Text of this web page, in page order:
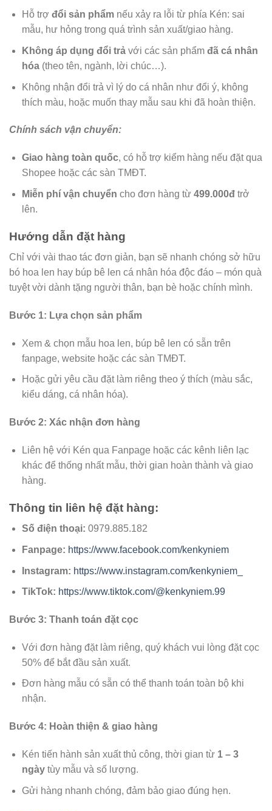
Hỗ trợ đổi sản phẩmnếu xảy ra lỗi từ phía Kén: sai
mẫu, hư hỏng trong quá trình sản xuất/giao hàng.
Không áp dụng đổi trảvới các sản phẩm đã cá nhân
hóa(theo tên, ngành, lời chúc…).
Không nhận đổi trả vì lý do cá nhân như đổi ý, không
thích màu, hoặc muốn thay mẫu sau khi đã hoàn thiện.
Chính sách vận chuyển:
Giao hàng toàn quốc, có hỗ trợ kiểm hàng nếu đặt qua
Shopee hoặc các sàn TMĐT.
Miễn phí vận chuyển cho đơn hàng từ 499.000đtrở
lên.
Hướng dẫn đặt hàng
Chỉ với vài thao tác đơn giản, bạn sẽ nhanh chóng sở hữu
bó hoa len hay búp bê len cá nhân hóa độc đáo – món quà
tuyệt vời dành tặng người thân, bạn bè hoặc chính mình.
Bước 1: Lựa chọn sản phẩm
Xem & chọn mẫu hoa len, búp bê len có sẵn trên
fanpage, website hoặc các sàn TMĐT.
Hoặc gửi yêu cầu đặt làm riêng theo ý thích (màu sắc,
kiểu dáng, cá nhân hóa).
Bước 2: Xác nhận đơn hàng
Liên hệ với Kén qua Fanpage hoặc các kênh liên lạc
khác để thống nhất mẫu, thời gian hoàn thành và giao
hàng.
Thông tin liên hệ đặt hàng:
Số điện thoại: 0979.885.182
Fanpage: https://www.facebook.com/kenkyniem
Instagram: https://www.instagram.com/kenkyniem_
TikTok: https://www.tiktok.com/@kenkyniem.99
Bước 3: Thanh toán đặt cọc
Với đơn hàng đặt làm riêng, quý khách vui lòng đặt cọc
50% để bắt đầu sản xuất.
Đơn hàng mẫu có sẵn có thể thanh toán toàn bộ khi
nhận.
Bước 4: Hoàn thiện & giao hàng
Kén tiến hành sản xuất thủ công, thời gian từ 1 – 3
ngàytùy mẫu và số lượng.
Gửi hàng nhanh chóng, đảm bảo giao đúng hẹn.